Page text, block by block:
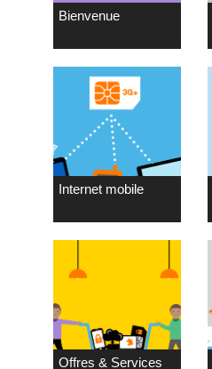
Bienvenue
Internet mobile
Offres & Services